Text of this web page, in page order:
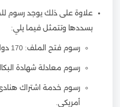
علاوة على ذلك يوجد رسوم
بسددها وتتمثل فيما يلي:
رسوم فتح الملف: 170 دولار أمريكي.
رسوم معادلة شهادة البكالوريوس: 300
أمريكي.